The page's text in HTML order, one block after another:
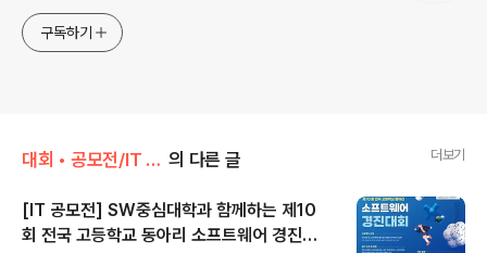
구독하기
대회 • 공모전/IT • 소프트웨어 • 게임 의 다른 글 더보기
[IT 공모전] SW중심대학과 함께하는 제10
회 전국 고등학교 동아리 소프트웨어 경진대